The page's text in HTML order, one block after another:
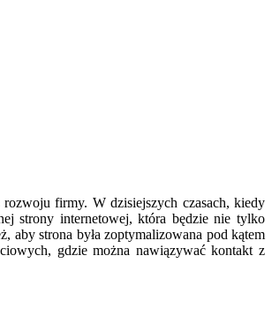
firmy. W dzisiejszych czasach, kiedy
strony internetowej, która będzie nie tylko
aby strona była zoptymalizowana pod kątem
gdzie można nawiązywać kontakt z